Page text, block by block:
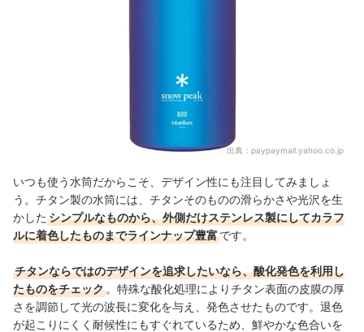
出典： paypaymall.yahoo.co.jp
いつも使う水筒だからこそ、デザイン性にも注目してみましょ
う。チタン製の水筒には、チタンそのものの滑らかさや光沢を生
かした シンプルなものから、外側だけステンレス製にしてカラフ
ルに着色したものまでラインナップ豊富です。
チタンならではのデザインを追求したいなら、酸化発色を利用し
たものをチェック 。特殊な酸化処理によりチタン表面の皮膜の厚
さを調節して光の波長に変化を与え、発色させたものです。退色
が起こりにくく耐候性にもすぐれているため、鮮やかな色合いを